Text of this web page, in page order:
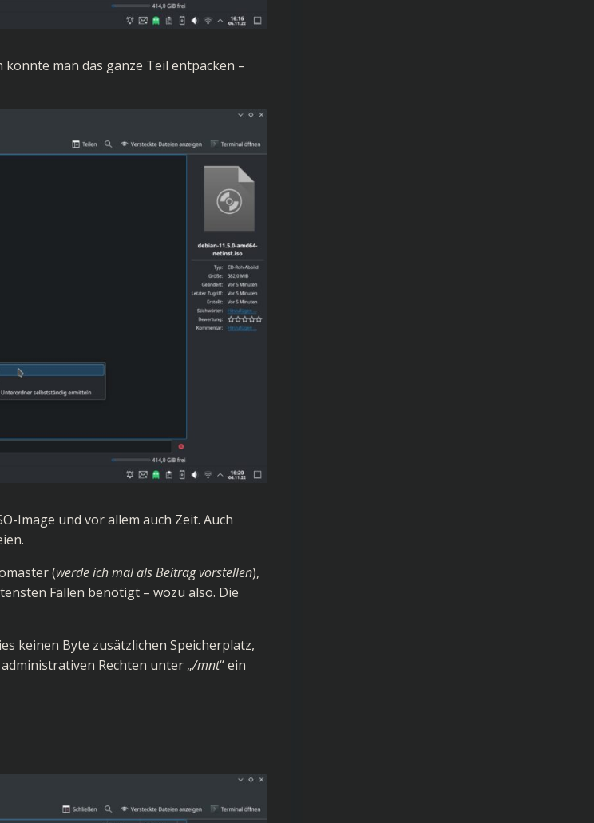
man das ganze Teil entpacken –
Image und vor allem auch Zeit. Auch
(werde ich mal als Beitrag vorstellen),
Fällen benötigt – wozu also. Die
keinen Byte zusätzlichen Speicherplatz,
Rechten unter „/mnt“ ein